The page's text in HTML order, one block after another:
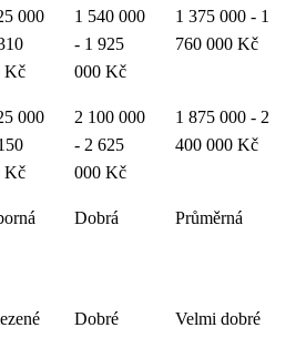
000
Kč
1 540 000
- 1 925
000 Kč
1 375 000 - 1
760 000 Kč
000
Kč
2 100 000
- 2 625
000 Kč
1 875 000 - 2
400 000 Kč
Dobrá Průměrná
Dobré Velmi dobré